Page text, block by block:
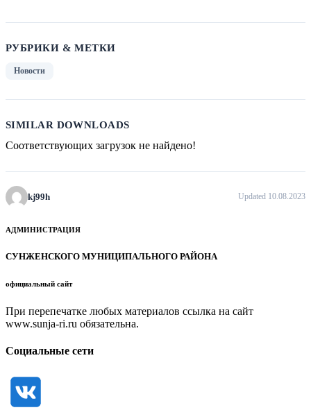
РУБРИКИ & МЕТКИ
Новости
SIMILAR DOWNLOADS
Соответствующих загрузок не найдено!
kj99h Updated 10.08.2023
АДМИНИСТРАЦИЯ
СУНЖЕНСКОГО МУНИЦИПАЛЬНОГО РАЙОНА
официальный сайт
При перепечатке любых материалов ссылка на сайт
www.sunja-ri.ru обязательна.
Социальные сети